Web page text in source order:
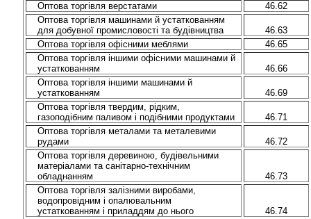
Оптова торгівля верстатами
46.62
Оптова торгівля машинами й устаткованням
для добувної промисловості та будівництва
46.63
Оптова торгівля офісними меблями
46.65
Оптова торгівля іншими офісними машинами й
устаткованням
46.66
Оптова торгівля іншими машинами й
устаткованням
46.69
Оптова торгівля твердим, рідким,
газоподібним паливом і подібними продуктами
46.71
Оптова торгівля металами та металевими
рудами
46.72
Оптова торгівля деревиною, будівельними
матеріалами та санітарно-технічним
обладнанням
46.73
Оптова торгівля залізними виробами,
водопровідним і опалювальним
устаткованням і приладдям до нього
46.74